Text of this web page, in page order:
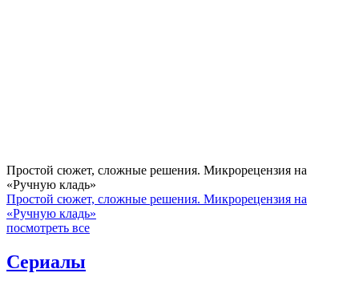
Простой сюжет, сложные решения. Микрорецензия на
«Ручную кладь»
Простой сюжет, сложные решения. Микрорецензия на
«Ручную кладь»
посмотреть все
Сериалы